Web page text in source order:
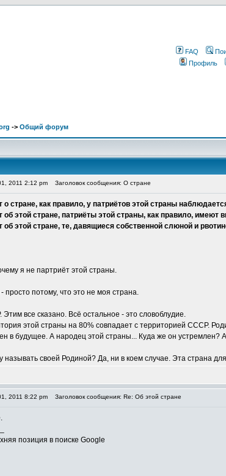
FAQ
Профиль
-> Общий форум
2011 2:12 pm Заголовок сообщения: О стране
о стране, как правило, у патриётов этой страны
об этой стране, патриёты этой страны, как правило,
об этой стране, те, давящиеся собственной слюной и
я не партриёт этой страны.
просто потому, что это не моя страна.
все сказано. Всё остальное - это словоблудие.
этой страны на 80% совпадает с территорией СССР.
в будущее. А народец этой страны... Куда же он устремлен?
называть своей Родиной? Да, ни в коем случае. Эта страна
2011 8:22 pm Заголовок сообщения: Re: Об этой стране
позиция в поиске Google